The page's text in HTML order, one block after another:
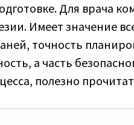
Для врача
Имеет значение
точность
а часть
полезно